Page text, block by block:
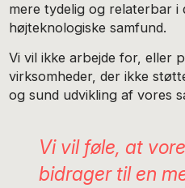
mere tydelig og relaterbar i
højteknologiske samfund.
Vi vil ikke arbejde for, eller
virksomheder, der ikke
og sund udvikling af vores
Vi vil føle, at
bidrager til en